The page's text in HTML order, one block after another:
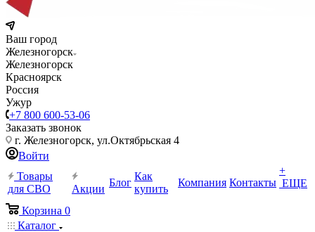
Ваш город
Железногорск
Железногорск
Красноярск
Россия
Ужур
+7 800 600-53-06
Заказать звонок
г. Железногорск, ул.Октябрьская 4
Войти
Товары
для СВО
Акции
Блог
Как
купить
Компания Контакты
+
ЕЩЕ
Корзина 0
Каталог